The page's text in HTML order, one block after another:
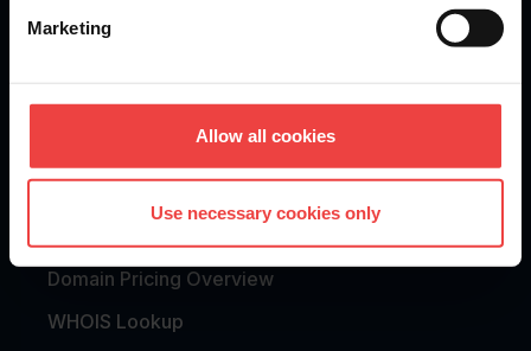
Marketing
Allow all cookies
Use necessary cookies only
Domain Pricing Overview
WHOIS Lookup